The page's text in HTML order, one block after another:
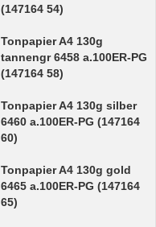
(147164 54)
Tonpapier A4 130g
tannengr 6458 a.100ER-PG
(147164 58)
Tonpapier A4 130g silber
6460 a.100ER-PG (147164
60)
Tonpapier A4 130g gold
6465 a.100ER-PG (147164
65)